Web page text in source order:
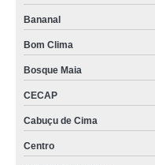
tomografias renal Mooca
tomografia renal preço Vila
clínica para tomografia do
tomografias renal Cidade Líder
tomografia tórax com contraste
tomografia bexiga Aeroporto
Bananal
Bom Clima
Bosque Maia
CECAP
Cabuçu de Cima
Centro